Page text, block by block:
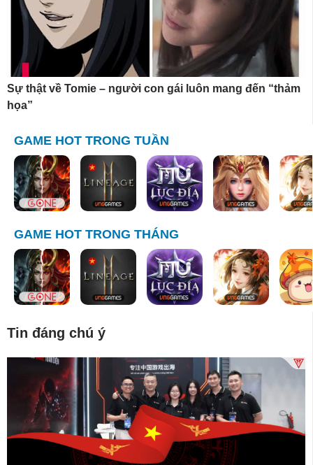
Sự thật về Tomie – người con gái luôn mang đến “thảm
họa”
GAME HOT TRONG TUẦN
GAME HOT TRONG THÁNG
Tin đáng chú ý